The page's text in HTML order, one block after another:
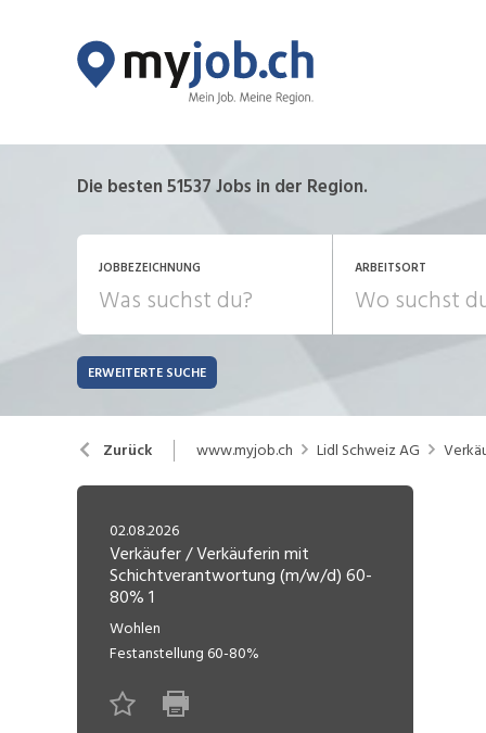
Die besten 51537 Jobs in der Region.
JOBBEZEICHNUNG ARBEITSORT
JOB-TYP
Festanstellung
Freelance
Lehrstelle
Bank, Versicherung
Chemie, Pharma, Biotechnologie
Engineering, Technik, Architektur
Gastronomie, Hotellerie,
Tourismus, Lebensmittel
Informatik, Telekommunikation
Marketing, Kommunikation,
ERWEITERTE SUCHE
Zurück www.myjob.ch Lidl Schweiz AG
02.08.2026
Verkäufer / Verkäuferin mit
Schichtverantwortung (m/w/d) 60-
80% 1
Wohlen
Festanstellung 60-80%